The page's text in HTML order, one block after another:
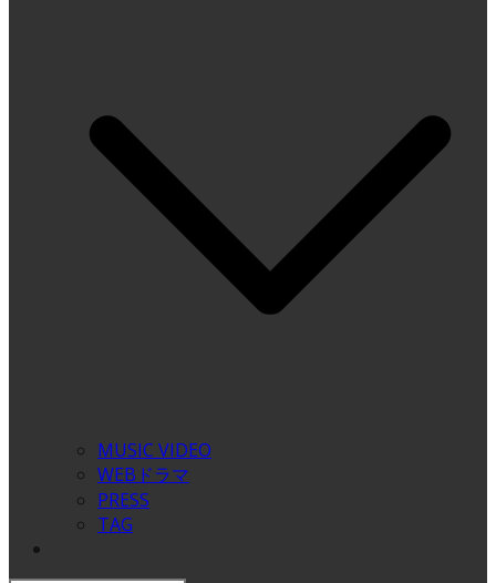
MUSIC VIDEO
WEBドラマ
PRESS
TAG